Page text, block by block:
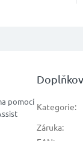
pomocí Kategorie:
Záruka: